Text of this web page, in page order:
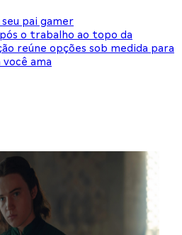
pai gamer
o trabalho ao topo da
reúne opções sob medida para
ama